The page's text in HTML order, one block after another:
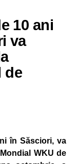
10 ani
va
de
în Săsciori, va
WKU de